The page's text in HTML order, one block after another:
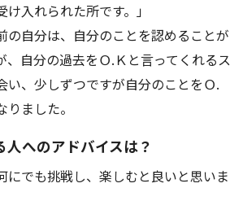
セス お問い合わせ
け入れられた所です。」
の自分は、自分のことを認めることが
、自分の過去をＯ.Ｋと言ってくれるス
い、少しずつですが自分のことをＯ.
ました。
へのアドバイスは？
にでも挑戦し、楽しむと良いと思いま